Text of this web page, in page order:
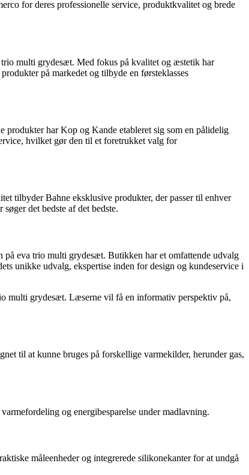
for deres professionelle service, produktkvalitet og brede
multi grydesæt. Med fokus på kvalitet og æstetik har
på markedet og tilbyde en førsteklasses
har Kop og Kande etableret sig som en pålidelig
hvilket gør den til et foretrukket valg for
tilbyder Bahne eksklusive produkter, der passer til enhver
det bedste af det bedste.
eva trio multi grydesæt. Butikken har et omfattende udvalg
unikke udvalg, ekspertise inden for design og kundeservice i
multi grydesæt. Læserne vil få en informativ perspektiv på,
til at kunne bruges på forskellige varmekilder, herunder gas,
og energibesparelse under madlavning.
måleenheder og integrerede silikonekanter for at undgå